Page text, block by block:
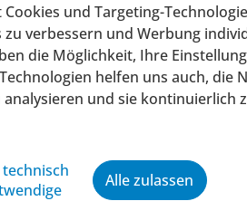
Cookies und Targeting-
verbessern und Werbung
die Möglichkeit, Ihre
helfen uns auch, die
und sie kontinuierlich
Alle zulassen